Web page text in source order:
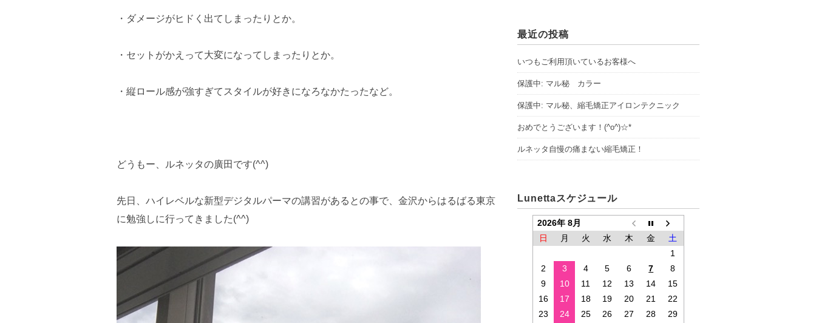
・ダメージがヒドく出てしまったりとか。
・セットがかえって大変になってしまったりとか。
・縦ロール感が強すぎてスタイルが好きになろなかたったなど。
どうもー、ルネッタの廣田です(^^)
先日、ハイレベルな新型デジタルパーマの講習があるとの事で、金沢からはるばる東京
に勉強しに行ってきました(^^)
最近の投稿
いつもご利用頂いているお客様へ
保護中: マル秘 カラー
保護中: マル秘、縮毛矯正アイロンテクニック
おめでとうございます！(^o^)☆*
ルネッタ自慢の痛まない縮毛矯正！
Lunettaスケジュール
2026年 8月
日
月 火 水 木 金
土
1
2
3 4 5 6 7
8
9
10 11 12 13 14
15
16
17 18 19 20 21
22
23
24 25 26 27 28
29